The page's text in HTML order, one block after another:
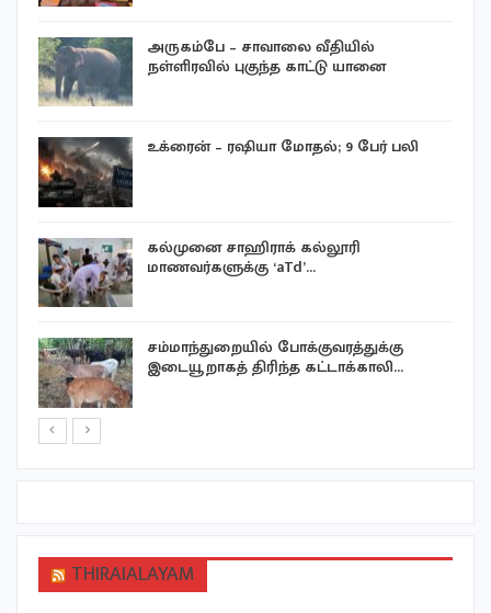
அருகம்பே – சாவாலை வீதியில்
நள்ளிரவில் புகுந்த காட்டு யானை
உக்ரைன் – ரஷியா மோதல்; 9 பேர் பலி
கல்முனை சாஹிராக் கல்லூரி
மாணவர்களுக்கு ‘aTd’…
சம்மாந்துறையில் போக்குவரத்துக்கு
இடையூறாகத் திரிந்த கட்டாக்காலி…
THIRAIALAYAM